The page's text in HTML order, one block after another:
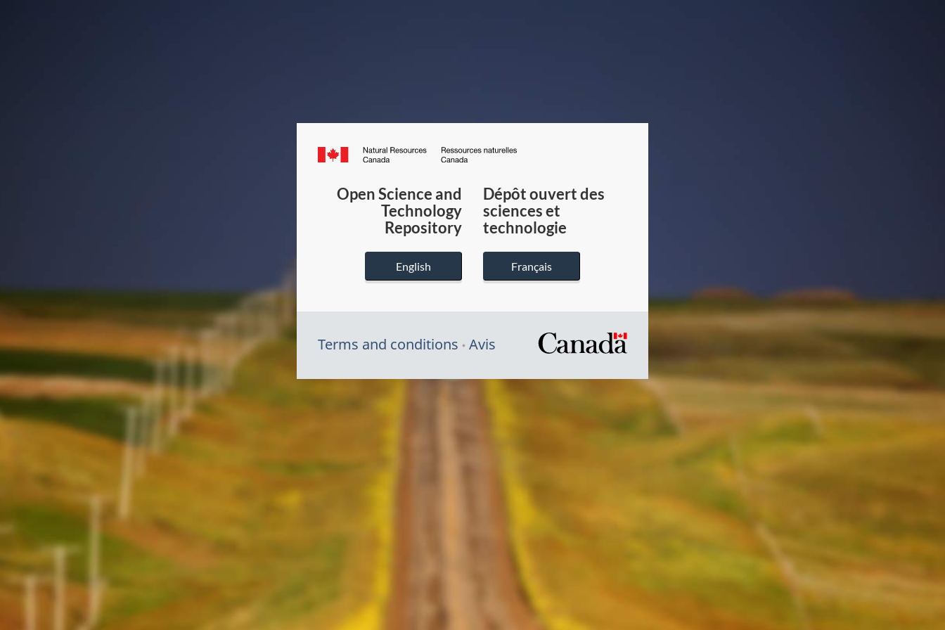
Canada.ca
du
Canada
Open Science and
Technology
Repository
English
Dépôt ouvert des
sciences et
technologie
Français
Terms and conditions Avis
/
Symbole
du
gouvernement
du